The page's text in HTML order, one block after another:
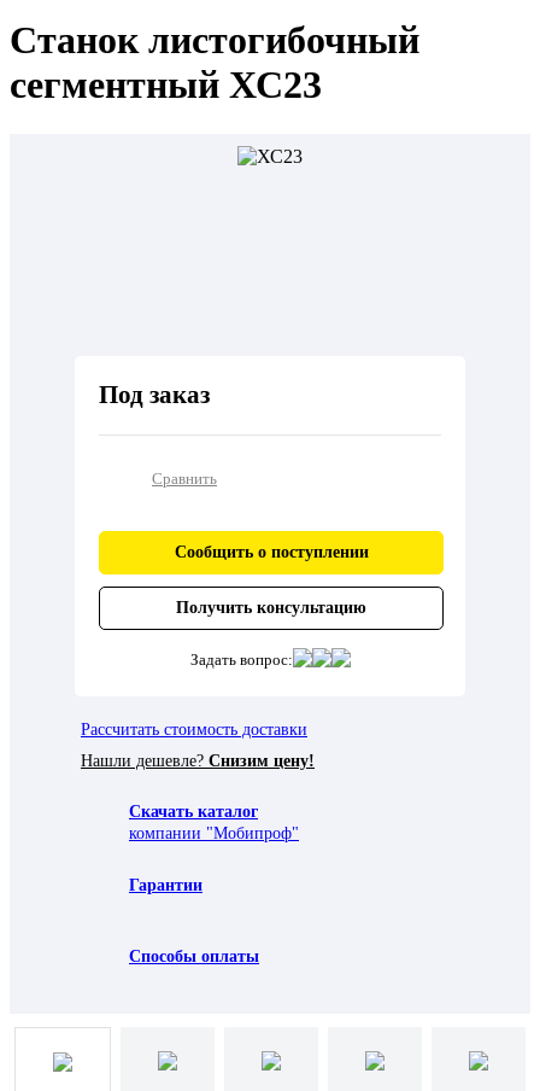
Станок листогибочный
сегментный ХС23
Под заказ
Сравнить
Сообщить о поступлении
Получить консультацию
Задать вопрос:
Рассчитать стоимость доставки
Нашли дешевле? Снизим цену!
Скачать каталог
компании "Мобипроф"
Гарантии
Способы оплаты